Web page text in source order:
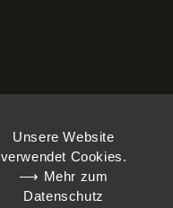
Unsere Website
verwendet Cookies.
⟶ Mehr zum
Datenschutz